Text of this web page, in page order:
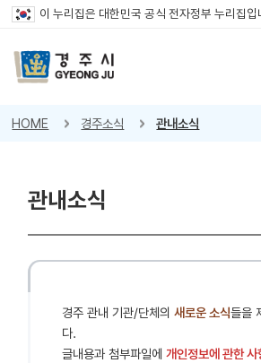
이 누리집은 대한민국 공식 전자정부 누리집입
HOME 경주소식 관내소식
관내소식
경주 관내 기관/단체의새로운 소식들을
다.
글내용과 첨부파일에개인정보에 관한